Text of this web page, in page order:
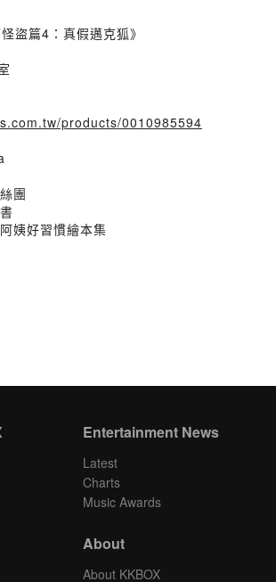
盜篇4：真假邁克狐》
products/0010985594
團
姨好習慣繪本集
Entertainment News
Latest
Charts
Music Awards
About
About KKBOX